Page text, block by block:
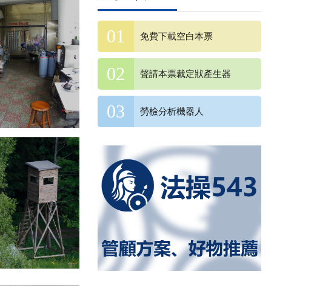
免費下載空白本票
聲請本票裁定狀產生器
勞檢分析機器人